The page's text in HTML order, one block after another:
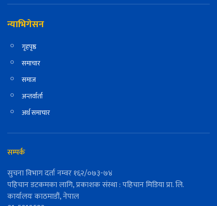
न्याभिगेसन
गृहपृष्ठ
समाचार
समाज
अन्तर्वार्ता
अर्थ समाचार
सम्पर्क
सुचना विभाग दर्ता नम्वर १६२/०७३-७४
पहिचान डटकमका लागि, प्रकाशक संस्था : पहिचान मिडिया प्रा. लि.
कार्यालयः काठमाडौं, नेपाल